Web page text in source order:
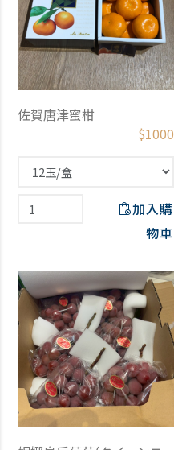
佐賀唐津蜜柑
$1000
加入購
物車